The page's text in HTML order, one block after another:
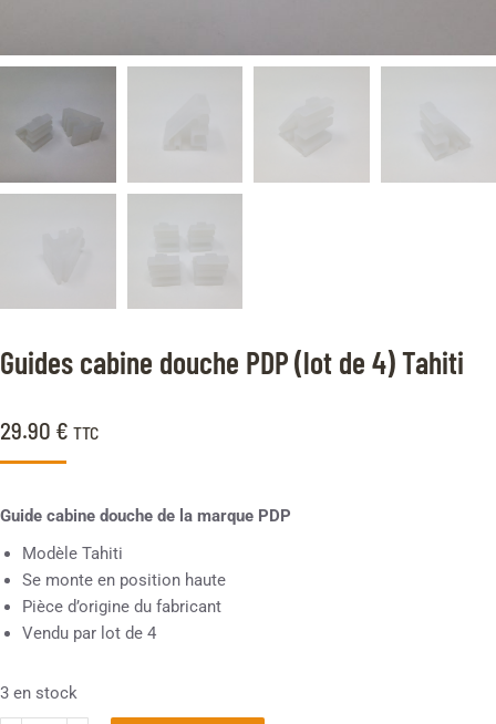
Guides cabine douche PDP (lot de 4) Tahiti
29.90 € TTC
Guide cabine douche de la marque PDP
Modèle Tahiti
Se monte en position haute
Pièce d’origine du fabricant
Vendu par lot de 4
3 en stock